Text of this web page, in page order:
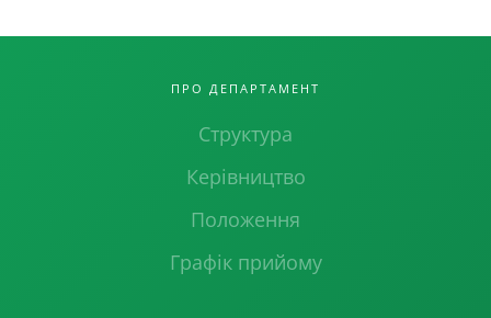
ПРО ДЕПАРТАМЕНТ
Структура
Керівництво
Положення
Графік прийому